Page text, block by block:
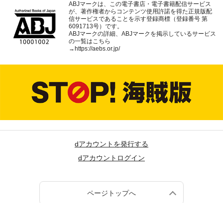
ABJマークは、この電子書店・電子書籍配信サービス
が、著作権者からコンテンツ使用許諾を得た正規版配
信サービスであることを示す登録商標（登録番号 第
6091713号）です。
ABJマークの詳細、ABJマークを掲示しているサービス
の一覧はこちら
→ https://aebs.or.jp/
dアカウントを発行する
dアカウントログイン
ページトップへ